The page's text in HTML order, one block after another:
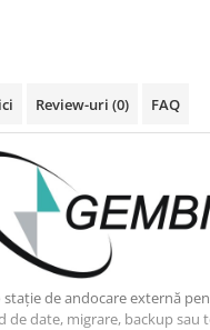
Review-uri (0) FAQ
stație de andocare externă
de date, migrare, backup sau